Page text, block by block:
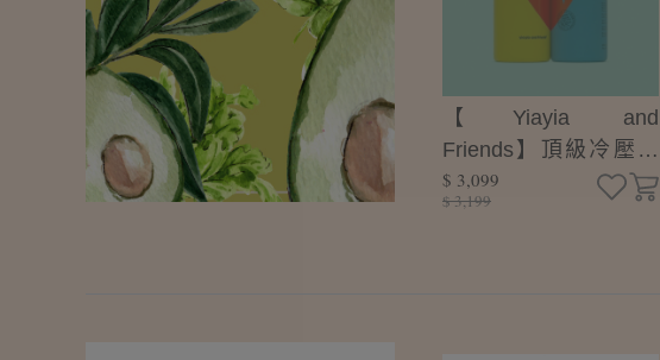
【Yiayia and
Friends】頂級冷壓初
榨原味橄欖油-愛的收
穫禮盒(500mlx2限量
$ 3,099
$ 3,199